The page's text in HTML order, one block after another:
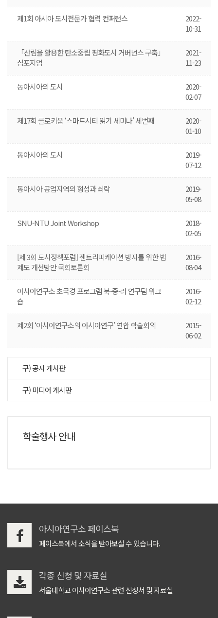
제1회 아시아 도시전문가 협력 컨퍼런스
2022-
10-31
「산림을 활용한 탄소중립 평화도시 거버넌스 구축」
심포지엄
2021-
11-23
동아시아의 도시
2020-
02-07
제17회 콜로키움 ‘스마트시티 읽기 세미나’ 세번째
2020-
01-10
동아시아의 도시
2019-
07-12
동아시아 공업지역의 형성과 쇠락
2019-
05-08
SNU-NTU Joint Workshop
2018-
02-05
[제 3회 도시정책포럼] 젠트리피케이션 방지를 위한 법
제도 개선방안 국회토론회
2016-
08-04
아시아연구소 초국경 프로그램 북-중-러 연구팀 워크
숍
2016-
02-12
제2회 ‘아시아연구소의 아시아연구’ 연합 학술회의
2015-
06-02
구) 공지 게시판
구) 미디어 게시판
학술행사 안내
아시아연구소 페이스북
페이스북에서 소식을 받아보실 수 있습니다.
각종 신청 및 자료실
서울대학교 아시아연구소 관련 신청서 및 자료실